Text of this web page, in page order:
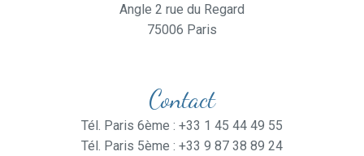
Angle 2 rue du Regard
75006 Paris
Contact
Tél. Paris 6ème : +33 1 45 44 49 55
Tél. Paris 5ème : +33 9 87 38 89 24